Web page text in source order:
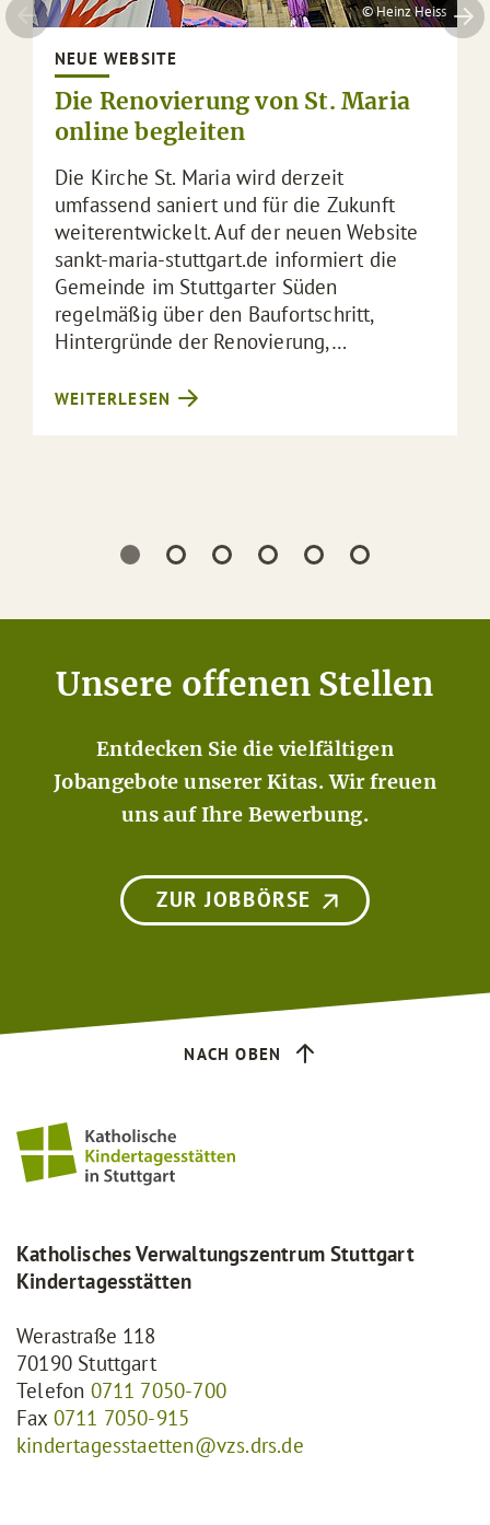
© Heinz Heiss
NEUE WEBSITE
Die Renovierung von St. Maria
online begleiten
Die Kirche St. Maria wird derzeit
umfassend saniert und für die Zukunft
weiterentwickelt. Auf der neuen Website
sankt-maria-stuttgart.de informiert die
Gemeinde im Stuttgarter Süden
regelmäßig über den Baufortschritt,
Hintergründe der Renovierung,…
WEITERLESEN
Unsere offenen Stellen
Entdecken Sie die vielfältigen
Jobangebote unserer Kitas. Wir freuen
uns auf Ihre Bewerbung.
ZUR JOBBÖRSE
NACH OBEN
Katholisches Verwaltungszentrum Stuttgart
Kindertagesstätten
Werastraße 118
70190 Stuttgart
Telefon 0711 7050-700
Fax 0711 7050-915
kindertagesstaetten@vzs.drs.de